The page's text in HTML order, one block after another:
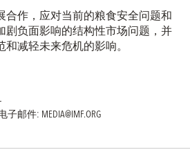
合作，应对当前的粮食安全问题和
剧负面影响的结构性市场问题，并
减轻未来危机的影响。
子邮件: MEDIA@IMF.ORG